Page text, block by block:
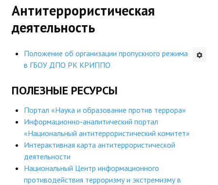
"Боевая" русистика
АНОНСЫ
ИНСТИТУТ
Противодействие коррупции
В ПОМОЩЬ УЧИТЕЛЮ
Организация УВП
ГИА
Антитеррористическая
деятельность
Положение об организации пропускного режима
в ГБОУ ДПО РК КРИППО
ПОЛЕЗНЫЕ РЕСУРСЫ
Портал «Наука и образование против террора»
Информационно-аналитический портал
«Национальный антитеррористический комитет»
Интерактивная карта антитеррористической
деятельности
Национальный Центр информационного
противодействия терроризму и экстремизму в